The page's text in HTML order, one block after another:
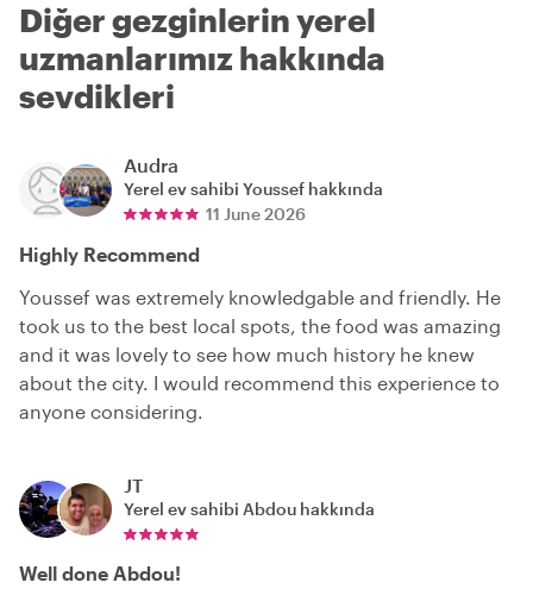
Diğer gezginlerin yerel
uzmanlarımız hakkında
sevdikleri
Audra
Yerel ev sahibi Youssef hakkında
11 June 2026
Highly Recommend
Youssef was extremely knowledgable and friendly. He
took us to the best local spots, the food was amazing
and it was lovely to see how much history he knew
about the city. I would recommend this experience to
anyone considering.
JT
Yerel ev sahibi Abdou hakkında
Well done Abdou!